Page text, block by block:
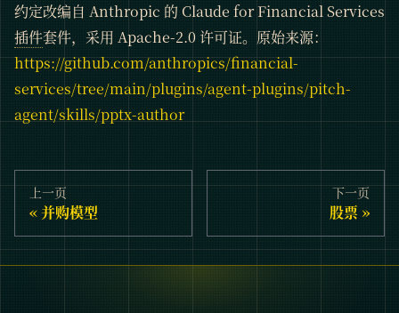
约定改编自 Anthropic 的 Claude for Financial Services
插件套件，采用 Apache-2.0 许可证。原始来源：
https://github.com/anthropics/financial-
services/tree/main/plugins/agent-plugins/pitch-
agent/skills/pptx-author
上一页
并购模型
下一页
股票